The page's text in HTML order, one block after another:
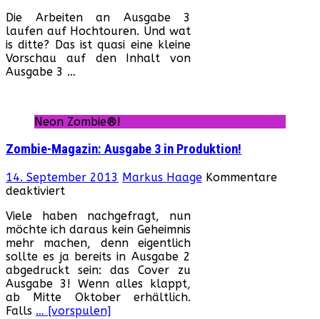
Magazin:
Ausgabe
3
über
Videotheken-
Die Arbeiten an Ausgabe 3
laufen auf Hochtouren. Und wat
is ditte? Das ist quasi eine kleine
Vorschau auf den Inhalt von
Ausgabe 3 …
Neon Zombie®!
Zombie-Magazin: Ausgabe 3 in Produktion!
14. September 2013 Markus Haage Kommentare
deaktiviertfür
Magazin:
Ausgabe
3
in
Produktion!
Viele haben nachgefragt, nun
möchte ich daraus kein Geheimnis
mehr machen, denn eigentlich
sollte es ja bereits in Ausgabe 2
abgedruckt sein: das Cover zu
Ausgabe 3! Wenn alles klappt,
ab Mitte Oktober erhältlich.
Falls … [vorspulen]